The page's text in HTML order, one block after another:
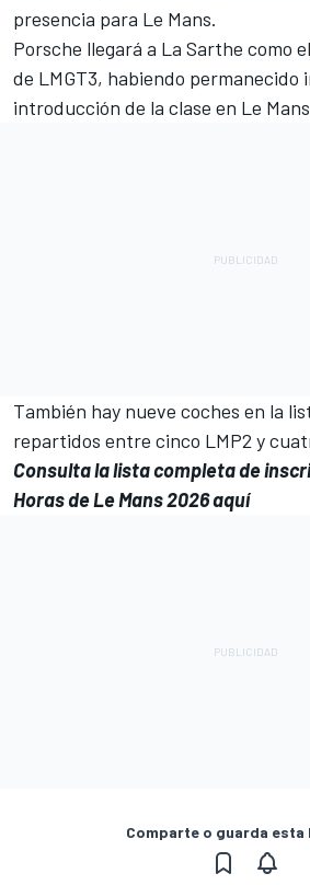
presencia para Le Mans.
Porsche llegará a La Sarthe como
de LMGT3, habiendo permanecido
introducción de la clase en Le
También hay nueve coches en la
repartidos entre cinco LMP2 y
Consulta la lista completa de
Horas de Le Mans 2026 aquí
Comparte o guarda